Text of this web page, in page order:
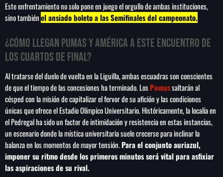
RANKING
PUBLICIDAD
HISTORIA
SEARCH
SEARCH
NOTAS
Cae primer detenido por robo a casa de
Este enfrentamiento no solo pone en juego el orgullo de ambas instituciones,
sino tambiénel ansiado boleto a las Semifinales del campeonato.
¿Cómo llegan Pumas y América a este encuentro de
los Cuartos de Final?
Al tratarse del duelo de vuelta en la Liguilla, ambas escuadras son conscientes
de que el tiempo de las concesiones ha terminado. LosPumassaltarán al
césped con la misión de capitalizar el fervor de su afición y las condiciones
únicas que ofrece el Estadio Olímpico Universitario. Históricamente, la localía en
el Pedregal ha sido un factor de intimidación y resistencia en estas instancias,
un escenario donde la mística universitaria suele crecerse para inclinar la
balanza en los momentos de mayor tensión.Para el conjunto auriazul,
imponer su ritmo desde los primeros minutos será vital para asfixiar
las aspiraciones de su rival.